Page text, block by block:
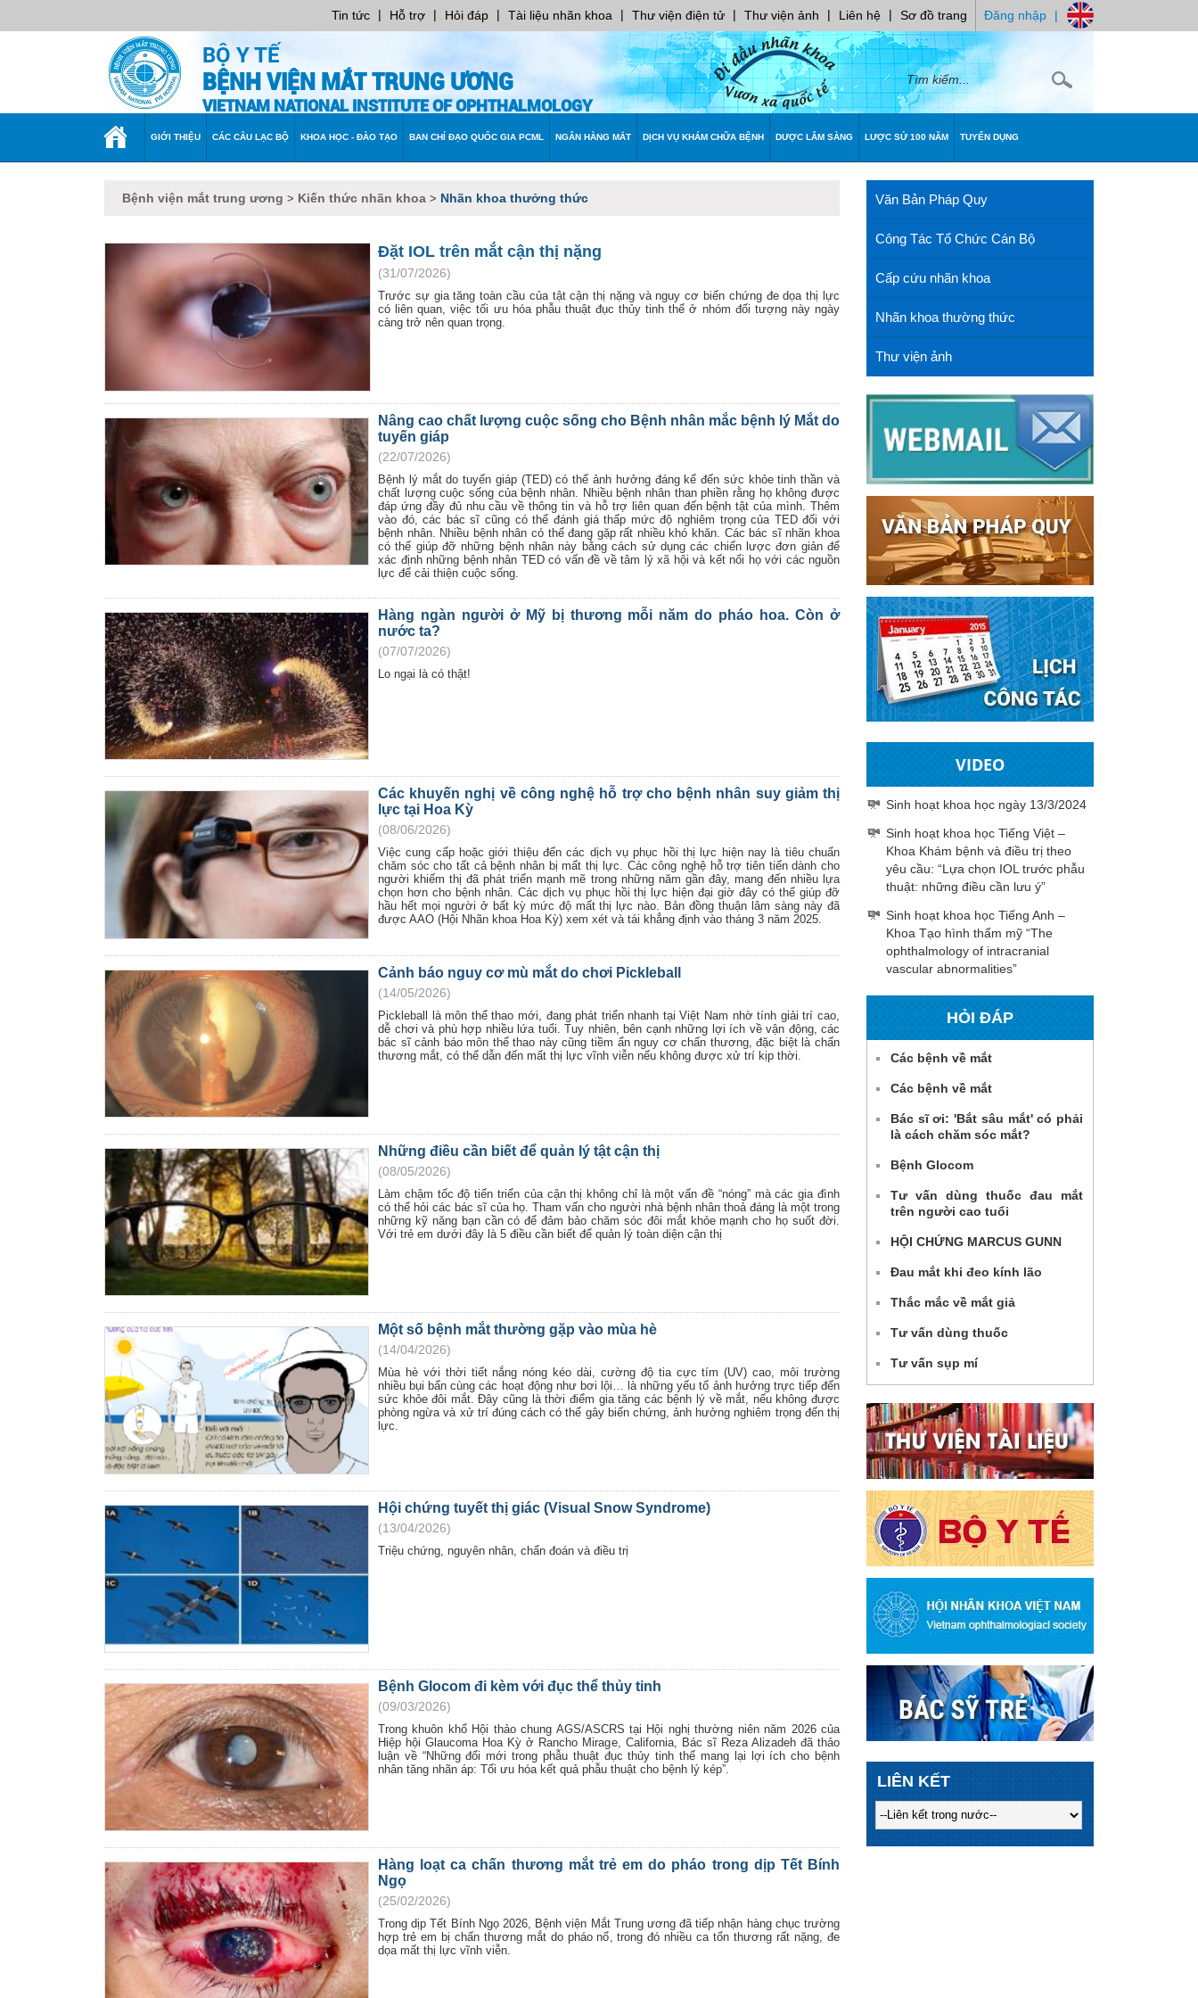
Tin tức | Hỗ trợ | Hỏi đáp | Tài liệu nhãn khoa | Thư viện điện tử | Thư viện ảnh | Liên hệ | Sơ đồ trang Đăng nhập |
BỘ Y TẾ
BỆNH VIỆN MẮT TRUNG ƯƠNG
VIETNAM NATIONAL INSTITUTE OF OPHTHALMOLOGY
TRANG GIỚI THIỆU CÁC CÂU LẠC BỘ KHOA HỌC - ĐÀO TẠO BAN CHỈ ĐẠO QUỐC GIA PCML NGÂN HÀNG MẮT DỊCH VỤ KHÁM CHỮA BỆNH DƯỢC LÂM SÀNG LƯỢC SỬ 100 NĂM TUYỂN DỤNG
Bệnh viện mắt trung ương > Kiến thức nhãn khoa > Nhãn khoa thưởng thức
Đặt IOL trên mắt cận thị nặng
(31/07/2026)
Trước sự gia tăng toàn cầu của tật cận thị nặng và nguy cơ biến chứng đe dọa thị lực
có liên quan, việc tối ưu hóa phẫu thuật đục thủy tinh thể ở nhóm đối tượng này ngày
càng trở nên quan trọng.
Nâng cao chất lượng cuộc sống cho Bệnh nhân mắc bệnh lý Mắt do
tuyến giáp
(22/07/2026)
Bệnh lý mắt do tuyến giáp (TED) có thể ảnh hưởng đáng kể đến sức khỏe tinh thần và
chất lượng cuộc sống của bệnh nhân. Nhiều bệnh nhân than phiền rằng họ không được
đáp ứng đầy đủ nhu cầu về thông tin và hỗ trợ liên quan đến bệnh tật của mình. Thêm
vào đó, các bác sĩ cũng có thể đánh giá thấp mức độ nghiêm trọng của TED đối với
bệnh nhân. Nhiều bệnh nhân có thể đang gặp rất nhiều khó khăn. Các bác sĩ nhãn khoa
có thể giúp đỡ những bệnh nhân này bằng cách sử dụng các chiến lược đơn giản để
xác định những bệnh nhân TED có vấn đề về tâm lý xã hội và kết nối họ với các nguồn
lực để cải thiện cuộc sống.
Hàng ngàn người ở Mỹ bị thương mỗi năm do pháo hoa. Còn ở
nước ta?
(07/07/2026)
Lo ngại là có thật!
Các khuyến nghị về công nghệ hỗ trợ cho bệnh nhân suy giảm thị
lực tại Hoa Kỳ
(08/06/2026)
Việc cung cấp hoặc giới thiệu đến các dịch vụ phục hồi thị lực hiện nay là tiêu chuẩn
chăm sóc cho tất cả bệnh nhân bị mất thị lực. Các công nghệ hỗ trợ tiên tiến dành cho
người khiếm thị đã phát triển mạnh mẽ trong những năm gần đây, mang đến nhiều lựa
chọn hơn cho bệnh nhân. Các dịch vụ phục hồi thị lực hiện đại giờ đây có thể giúp đỡ
hầu hết mọi người ở bất kỳ mức độ mất thị lực nào. Bản đồng thuận lâm sàng này đã
được AAO (Hội Nhãn khoa Hoa Kỳ) xem xét và tái khẳng định vào tháng 3 năm 2025.
Cảnh báo nguy cơ mù mắt do chơi Pickleball
(14/05/2026)
Pickleball là môn thể thao mới, đang phát triển nhanh tại Việt Nam nhờ tính giải trí cao,
dễ chơi và phù hợp nhiều lứa tuổi. Tuy nhiên, bên cạnh những lợi ích về vận động, các
bác sĩ cảnh báo môn thể thao này cũng tiềm ẩn nguy cơ chấn thương, đặc biệt là chấn
thương mắt, có thể dẫn đến mất thị lực vĩnh viễn nếu không được xử trí kịp thời.
Những điều cần biết để quản lý tật cận thị
(08/05/2026)
Làm chậm tốc độ tiến triển của cận thị không chỉ là một vấn đề “nóng” mà các gia đình
có thể hỏi các bác sĩ của họ. Tham vấn cho người nhà bệnh nhân thoả đáng là một trong
những kỹ năng bạn cần có để đảm bảo chăm sóc đôi mắt khỏe mạnh cho họ suốt đời.
Với trẻ em dưới đây là 5 điều cần biết để quản lý toàn diện cận thị
Một số bệnh mắt thường gặp vào mùa hè
(14/04/2026)
Mùa hè với thời tiết nắng nóng kéo dài, cường độ tia cực tím (UV) cao, môi trường
nhiều bụi bẩn cùng các hoạt động như bơi lội… là những yếu tố ảnh hưởng trực tiếp đến
sức khỏe đôi mắt. Đây cũng là thời điểm gia tăng các bệnh lý về mắt, nếu không được
phòng ngừa và xử trí đúng cách có thể gây biến chứng, ảnh hưởng nghiêm trọng đến thị
lực.
Hội chứng tuyết thị giác (Visual Snow Syndrome)
(13/04/2026)
Triệu chứng, nguyên nhân, chẩn đoán và điều trị
Bệnh Glocom đi kèm với đục thể thủy tinh
(09/03/2026)
Trong khuôn khổ Hội thảo chung AGS/ASCRS tại Hội nghị thường niên năm 2026 của
Hiệp hội Glaucoma Hoa Kỳ ở Rancho Mirage, California, Bác sĩ Reza Alizadeh đã thảo
luận về “Những đổi mới trong phẫu thuật đục thủy tinh thể mang lại lợi ích cho bệnh
nhân tăng nhãn áp: Tối ưu hóa kết quả phẫu thuật cho bệnh lý kép”.
Hàng loạt ca chấn thương mắt trẻ em do pháo trong dịp Tết Bính
Ngọ
(25/02/2026)
Trong dịp Tết Bính Ngọ 2026, Bệnh viện Mắt Trung ương đã tiếp nhận hàng chục trường
hợp trẻ em bị chấn thương mắt do pháo nổ, trong đó nhiều ca tổn thương rất nặng, đe
dọa mất thị lực vĩnh viễn.
Văn Bản Pháp Quy
Công Tác Tổ Chức Cán Bộ
Cấp cứu nhãn khoa
Nhãn khoa thường thức
Thư viện ảnh
VIDEO
Sinh hoạt khoa học ngày 13/3/2024
Sinh hoạt khoa học Tiếng Việt –
Khoa Khám bệnh và điều trị theo
yêu cầu: “Lựa chọn IOL trước phẫu
thuật: những điều cần lưu ý”
Sinh hoạt khoa học Tiếng Anh –
Khoa Tạo hình thẩm mỹ “The
ophthalmology of intracranial
vascular abnormalities”
HỎI ĐÁP
Các bệnh về mắt
Các bệnh về mắt
Bác sĩ ơi: 'Bắt sâu mắt' có phải
là cách chăm sóc mắt?
Bệnh Glocom
Tư vấn dùng thuốc đau mắt
trên người cao tuổi
HỘI CHỨNG MARCUS GUNN
Đau mắt khi đeo kính lão
Thắc mắc về mắt giả
Tư vấn dùng thuốc
Tư vấn sụp mí
LIÊN KẾT